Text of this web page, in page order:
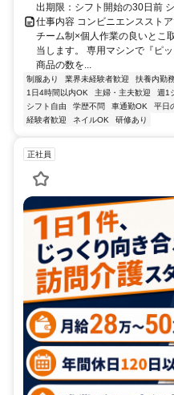
出期限：シフト開始の30日前
仕事内容 コンビニエンススト
チーム制×個人作業の良いとこ
当します。 専用マシンで『ピ
商品の数を...
制服あり 業界未経験者歓迎 扶養内勤
1日4時間以内OK
主婦・主夫歓迎 週1
シフト自由
学歴不問 車通勤OK 平日
経験者歓迎
ネイルOK 研修あり
正社員